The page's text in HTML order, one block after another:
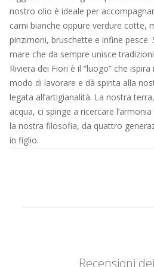
nostro olio è ideale per
carni bianche oppure verdure cotte,
pinzimoni, bruschette e infine pesce.
mare che da sempre unisce
Riviera dei Fiori è il “luogo” che
modo di lavorare e dà spinta alla
legata all’artigianalità. La nostra
acqua, ci spinge a ricercare
la nostra filosofia, da quattro
in figlio.
Recensioni